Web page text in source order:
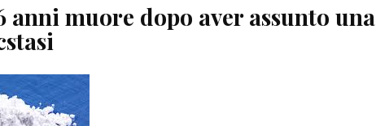
anni muore dopo aver assunto una